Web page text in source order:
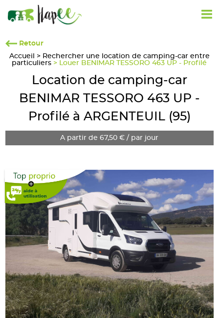
Retour
Accueil
> Rechercher une location de camping-car entre
particuliers > Louer BENIMAR TESSORO 463 UP - Profilé
Location de camping-car
BENIMAR TESSORO 463 UP -
Profilé à ARGENTEUIL (95)
A partir de 67,50 € / par jour